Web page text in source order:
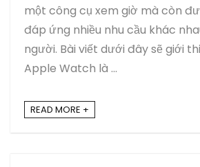
một công cụ xem giờ mà còn
đáp ứng nhiều nhu cầu khác
người. Bài viết dưới đây sẽ giới
Apple Watch là ...
READ MORE +